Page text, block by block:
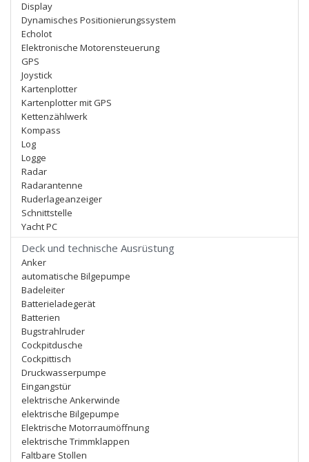
Display
Dynamisches Positionierungssystem
Echolot
Elektronische Motorensteuerung
GPS
Joystick
Kartenplotter
Kartenplotter mit GPS
Kettenzählwerk
Kompass
Log
Logge
Radar
Radarantenne
Ruderlageanzeiger
Schnittstelle
Yacht PC
Deck und technische Ausrüstung
Anker
automatische Bilgepumpe
Badeleiter
Batterieladegerät
Batterien
Bugstrahlruder
Cockpitdusche
Cockpittisch
Druckwasserpumpe
Eingangstür
elektrische Ankerwinde
elektrische Bilgepumpe
Elektrische Motorraumöffnung
elektrische Trimmklappen
Faltbare Stollen